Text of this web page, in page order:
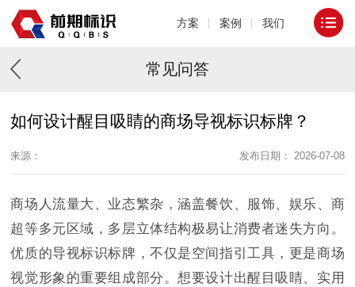
方案 案例 我们
常见问答
如何设计醒目吸睛的商场导视标识标牌？
来源： 发布日期： 2026-07-08
商场人流量大、业态繁杂，涵盖餐饮、服饰、娱乐、商
超等多元区域，多层立体结构极易让消费者迷失方向。
优质的导视标识标牌，不仅是空间指引工具，更是商场
视觉形象的重要组成部分。想要设计出醒目吸睛、实用